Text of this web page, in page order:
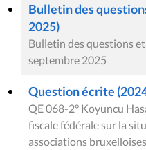
Bulletin des
2025)
Bulletin des questions
septembre 2025
Question écrite
QE 068-2° Koyuncu
fiscale fédérale sur la
associations bruxelloises